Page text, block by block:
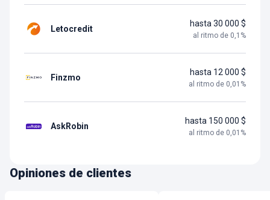
Letocredit
hasta 30 000 $
al ritmo de 0,1 %
Finzmo
hasta 12 000 $
al ritmo de 0,01 %
AskRobin
hasta 150 000 $
al ritmo de 0,01 %
Opiniones de clientes